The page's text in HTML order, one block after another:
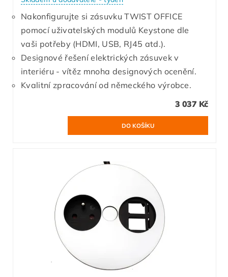
Nakonfigurujte si zásuvku TWIST OFFICE
pomocí uživatelských modulů Keystone dle
vaši potřeby (HDMI, USB, RJ45 atd.).
Designové řešení elektrických zásuvek v
interiéru - vítěz mnoha designových ocenění.
Kvalitní zpracování od německého výrobce.
3 037 Kč